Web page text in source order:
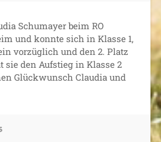
Schumayer beim RO
und konnte sich in Klasse 1,
vorzüglich und den 2. Platz
sie den Aufstieg in Klasse 2
Glückwunsch Claudia und